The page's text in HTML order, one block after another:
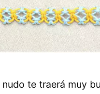
nudo te traerá muy